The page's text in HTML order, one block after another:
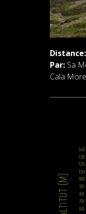
Distance:
Par: Sa
Cala